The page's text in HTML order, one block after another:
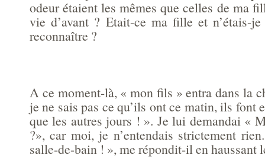
odeur étaient les mêmes que celles de ma
vie d’avant ? Etait-ce ma fille et n’étais-
reconnaître ?
A ce moment-là, « mon fils » entra dans la
je ne sais pas ce qu’ils ont ce matin, ils font
que les autres jours ! ». Je lui demandai «
?», car moi, je n’entendais strictement
salle-de-bain ! », me répondit-il en haussant